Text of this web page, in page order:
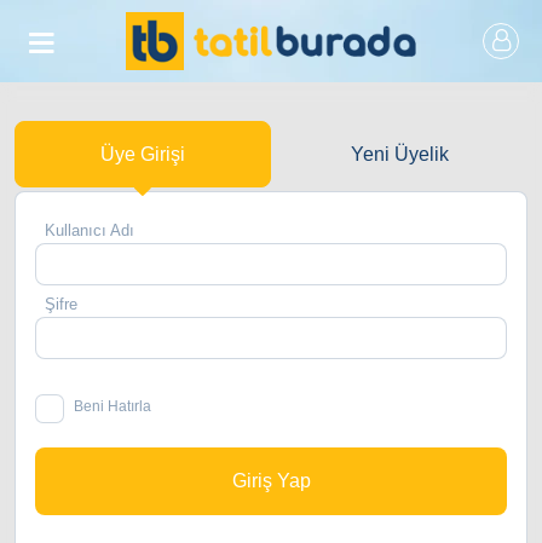
Üye Girişi Yeni Üyelik
Kullanıcı Adı
Şifre
Beni Hatırla
Giriş Yap